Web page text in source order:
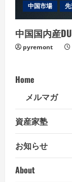
中国市場
中国国内産
pyremont
Home
メルマガ
資産家塾
お知らせ
About